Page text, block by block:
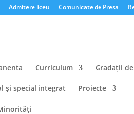
Admitere liceu Comunicate de Presa
Curriculum Gradații
și special integrat Proiecte